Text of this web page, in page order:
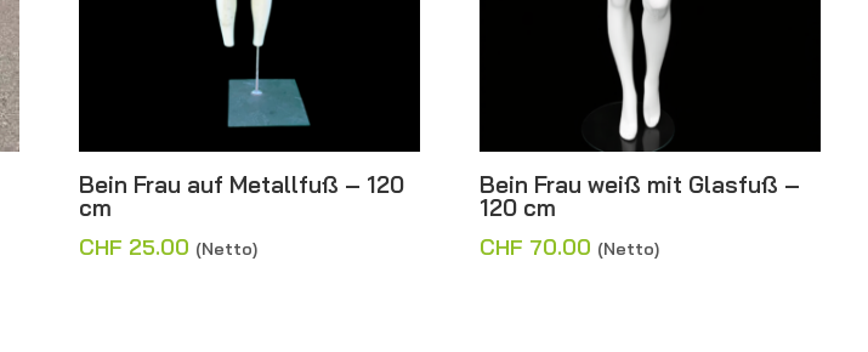
Bein Frau auf Metallfuß – 120
cm
CHF 25.00 (Netto)
Bein Frau weiß mit Glasfuß –
120 cm
CHF 70.00 (Netto)